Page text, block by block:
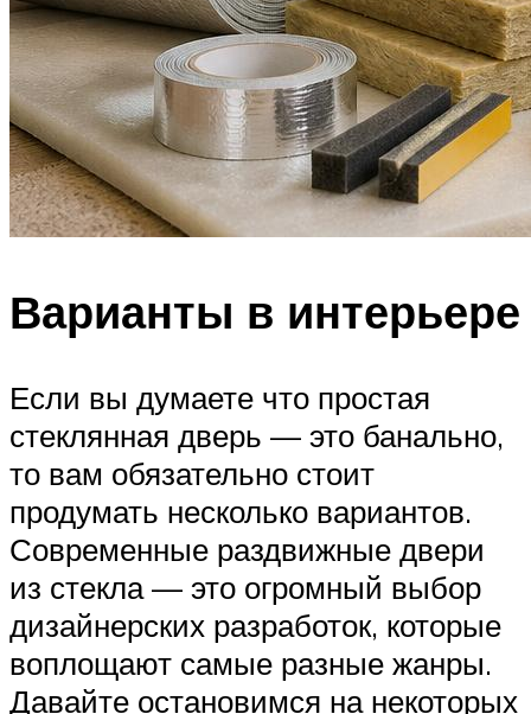
Варианты в интерьере
Если вы думаете что простая
стеклянная дверь — это банально,
то вам обязательно стоит
продумать несколько вариантов.
Современные раздвижные двери
из стекла — это огромный выбор
дизайнерских разработок, которые
воплощают самые разные жанры.
Давайте остановимся на некоторых